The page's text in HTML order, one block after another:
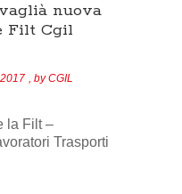
nuova
Filt Cgil
, byCGIL
la Filt –
Trasporti